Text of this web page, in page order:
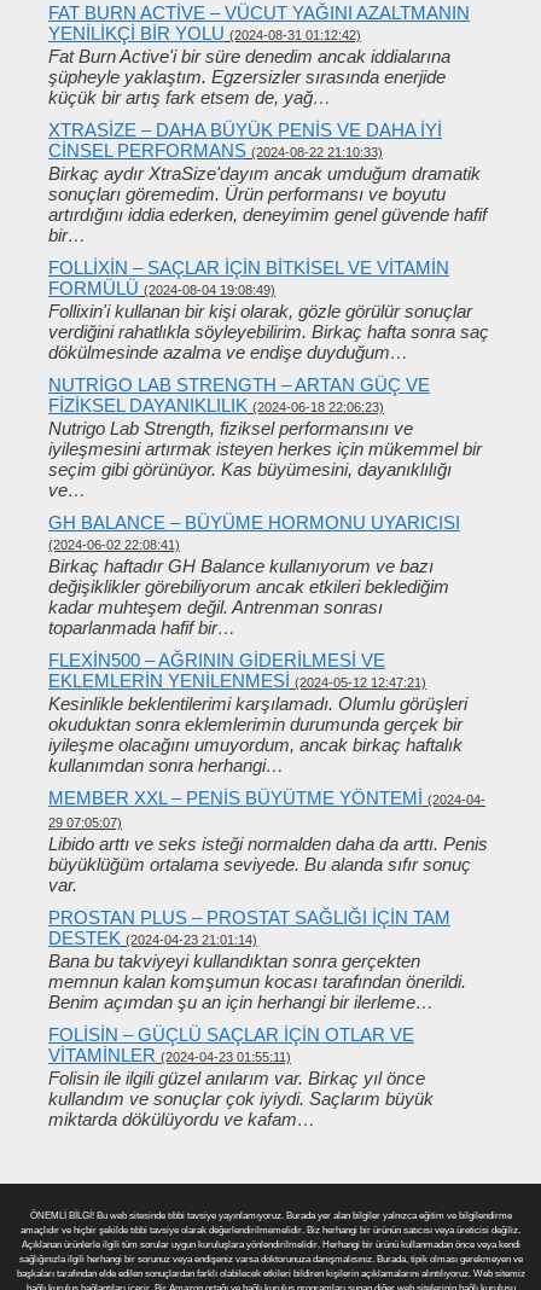
FAT BURN ACTIVE – VÜCUT YAĞINI AZALTMANIN
YENILIKÇI BIR YOLU (2024-08-31 01:12:42)
Fat Burn Active'i bir süre denedim ancak iddialarına
şüpheyle yaklaştım. Egzersizler sırasında enerjide
küçük bir artış fark etsem de, yağ…
XTRASIZE – DAHA BÜYÜK PENIS VE DAHA IYI
CINSEL PERFORMANS (2024-08-22 21:10:33)
Birkaç aydır XtraSize'dayım ancak umduğum dramatik
sonuçları göremedim. Ürün performansı ve boyutu
artırdığını iddia ederken, deneyimim genel güvende hafif
bir…
FOLLIXIN – SAÇLAR IÇIN BITKISEL VE VITAMIN
FORMÜLÜ (2024-08-04 19:08:49)
Follixin'i kullanan bir kişi olarak, gözle görülür sonuçlar
verdiğini rahatlıkla söyleyebilirim. Birkaç hafta sonra saç
dökülmesinde azalma ve endişe duyduğum…
NUTRIGO LAB STRENGTH – ARTAN GÜÇ VE
FIZIKSEL DAYANIKLILIK (2024-06-18 22:06:23)
Nutrigo Lab Strength, fiziksel performansını ve
iyileşmesini artırmak isteyen herkes için mükemmel bir
seçim gibi görünüyor. Kas büyümesini, dayanıklılığı
ve…
GH BALANCE – BÜYÜME HORMONU UYARICISI
(2024-06-02 22:08:41)
Birkaç haftadır GH Balance kullanıyorum ve bazı
değişiklikler görebiliyorum ancak etkileri beklediğim
kadar muhteşem değil. Antrenman sonrası
toparlanmada hafif bir…
FLEXIN500 – AĞRININ GIDERILMESI VE
EKLEMLERIN YENILENMESI (2024-05-12 12:47:21)
Kesinlikle beklentilerimi karşılamadı. Olumlu görüşleri
okuduktan sonra eklemlerimin durumunda gerçek bir
iyileşme olacağını umuyordum, ancak birkaç haftalık
kullanımdan sonra herhangi…
MEMBER XXL – PENIS BÜYÜTME YÖNTEMI (2024-04-
29 07:05:07)
Libido arttı ve seks isteği normalden daha da arttı. Penis
büyüklüğüm ortalama seviyede. Bu alanda sıfır sonuç
var.
PROSTAN PLUS – PROSTAT SAĞLIĞI IÇIN TAM
DESTEK (2024-04-23 21:01:14)
Bana bu takviyeyi kullandıktan sonra gerçekten
memnun kalan komşumun kocası tarafından önerildi.
Benim açımdan şu an için herhangi bir ilerleme…
FOLISIN – GÜÇLÜ SAÇLAR IÇIN OTLAR VE
VITAMINLER (2024-04-23 01:55:11)
Folisin ile ilgili güzel anılarım var. Birkaç yıl önce
kullandım ve sonuçlar çok iyiydi. Saçlarım büyük
miktarda dökülüyordu ve kafam…
ÖNEMLİ BİLGİ! Bu web sitesinde tıbbi tavsiye yayınlamıyoruz. Burada yer alan bilgiler yalnızca eğitim ve bilgilendirme
amaçlıdır ve hiçbir şekilde tıbbi tavsiye olarak değerlendirilmemelidir. Biz herhangi bir ürünün satıcısı veya üreticisi değiliz.
Açıklanan ürünlerle ilgili tüm sorular uygun kuruluşlara yönlendirilmelidir. Herhangi bir ürünü kullanmadan önce veya kendi
sağlığınızla ilgili herhangi bir sorunuz veya endişeniz varsa doktorunuza danışmalısınız. Burada, tipik olması gerekmeyen ve
başkaları tarafından elde edilen sonuçlardan farklı olabilecek etkileri bildiren kişilerin açıklamalarını alıntılıyoruz. Web sitemiz
bağlı kuruluş bağlantıları içerir. Bir Amazon ortağı ve bağlı kuruluş programları sunan diğer web sitelerinin bağlı kuruluşu